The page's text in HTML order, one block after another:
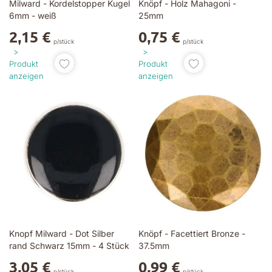
Milward - Kordelstopper Kugel
6mm - weiß
2,15 € p/stück
Produkt
anzeigen
Knöpf - Holz Mahagoni -
25mm
0,75 € p/stück
Produkt
anzeigen
Knopf Milward - Dot Silber
rand Schwarz 15mm - 4 Stück
3,05 €
Knöpf - Facettiert Bronze -
37.5mm
0,99 €